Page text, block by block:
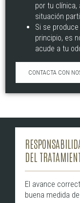
por tu clínica,
situación
Si se
principio, es
acude a tu
CONTACTA CON
DEL
El avance
buena medida